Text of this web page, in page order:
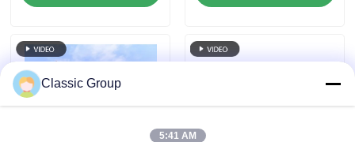
торгового центра,
Classic Group
5:41 AM